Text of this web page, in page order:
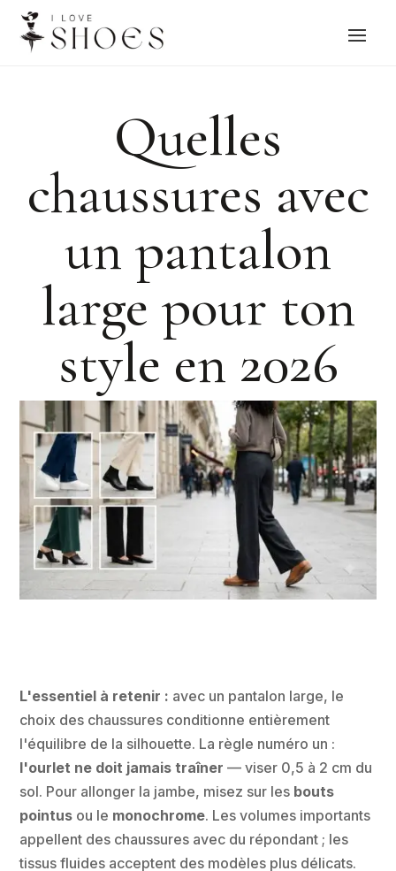
Quelles
chaussures avec
un pantalon
large pour ton
style en 2026
L'essentiel à retenir : avec un pantalon large, le
choix des chaussures conditionne entièrement
l'équilibre de la silhouette. La règle numéro un :
l'ourlet ne doit jamais traîner — viser 0,5 à 2 cm du
sol. Pour allonger la jambe, misez sur les bouts
pointus ou le monochrome. Les volumes importants
appellent des chaussures avec du répondant ; les
tissus fluides acceptent des modèles plus délicats.